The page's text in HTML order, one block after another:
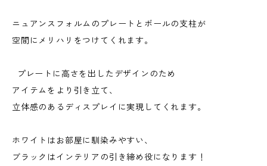
ニュアンスフォルムのプレートとボールの支柱が
空間にメリハリをつけてくれます。
プレートに高さを出したデザインのため
アイテムをより引き立て、
立体感のあるディスプレイに実現してくれます。
ホワイトはお部屋に馴染みやすい、
ブラックはインテリアの引き締め役になります！